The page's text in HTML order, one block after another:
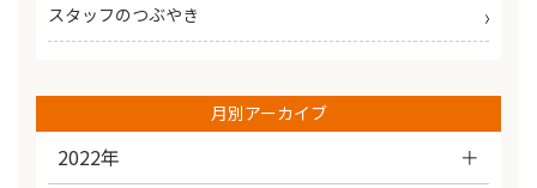
スタッフのつぶやき
月別アーカイブ
2022年